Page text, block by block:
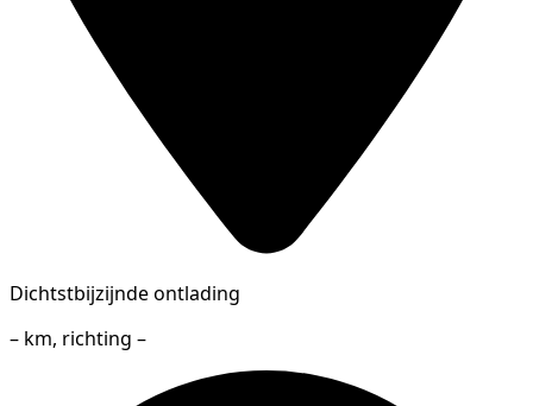
Dichtstbijzijnde ontlading
– km, richting –